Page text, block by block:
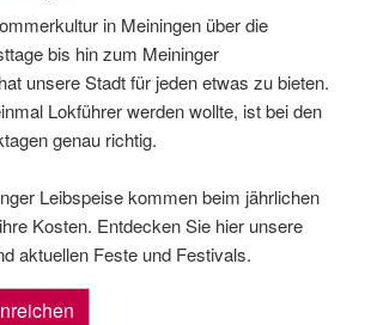
in Meiningen über die
bis hin zum Meininger
unsere Stadt für jeden etwas zu bieten.
Lokführer werden wollte, ist bei den
genau richtig.
Leibspeise kommen beim jährlichen
Kosten. Entdecken Sie hier unsere
aktuellen Feste und Festivals.